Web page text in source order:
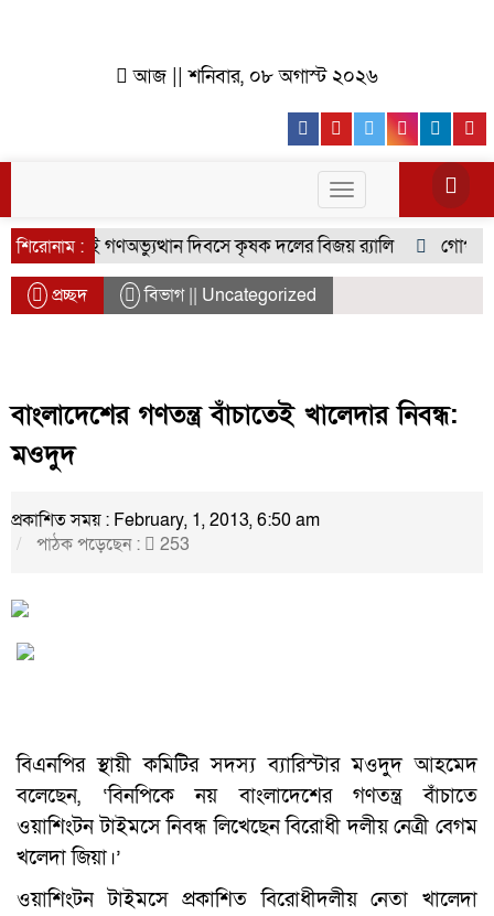
আজ || শনিবার, ০৮ অগাস্ট ২০২৬
Facebook
YoutubeTwitter
Toggle
navigation
শিরোনাম :
জুলাই গণঅভ্যুত্থান দিবসে কৃষক দলের বিজয় র‍্যালি
প্রচ্ছদ বিভাগ || Uncategorized
বাংলাদেশের গণতন্ত্র বাঁচাতেই খালেদার নিবন্ধ:
মওদুদ
প্রকাশিত সময় : February, 1, 2013, 6:50 am
পাঠক পড়েছেন :
253
বিএনপির স্থায়ী কমিটির সদস্য ব্যারিস্টার মওদুদ আহমেদ
বলেছেন, ‘বিনপিকে নয় বাংলাদেশের গণতন্ত্র বাঁচাতে
ওয়াশিংটন টাইমসে নিবন্ধ লিখেছেন বিরোধী দলীয় নেত্রী বেগম
খলেদা জিয়া।’
ওয়াশিংটন টাইমসে প্রকাশিত বিরোধীদলীয় নেতা খালেদা